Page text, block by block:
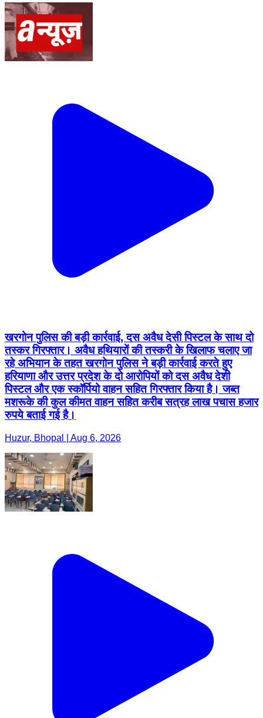
खरगोन पुलिस की बड़ी कार्रवाई, दस अवैध देसी पिस्टल के साथ दो
तस्कर गिरफ्तार। अवैध हथियारों की तस्करी के खिलाफ चलाए जा
रहे अभियान के तहत खरगोन पुलिस ने बड़ी कार्रवाई करते हुए
हरियाणा और उत्तर प्रदेश के दो आरोपियों को दस अवैध देशी
पिस्टल और एक स्कॉर्पियो वाहन सहित गिरफ्तार किया है। जब्त
मशरूके की कुल कीमत वाहन सहित करीब सत्रह लाख पचास हजार
रुपये बताई गई है।
Huzur, Bhopal | Aug 6, 2026